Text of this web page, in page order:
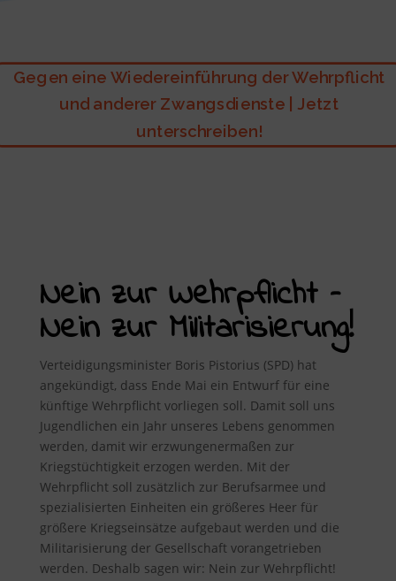
Gegen eine Wiedereinführung der Wehrpflicht
und anderer Zwangsdienste | Jetzt
unterschreiben!
Nein zur Wehrpflicht –
Nein zur Militarisierung!
Verteidigungsminister Boris Pistorius (SPD) hat
angekündigt, dass Ende Mai ein Entwurf für eine
künftige Wehrpflicht vorliegen soll. Damit soll uns
Jugendlichen ein Jahr unseres Lebens genommen
werden, damit wir erzwungenermaßen zur
Kriegstüchtigkeit erzogen werden. Mit der
Wehrpflicht soll zusätzlich zur Berufsarmee und
spezialisierten Einheiten ein größeres Heer für
größere Kriegseinsätze aufgebaut werden und die
Militarisierung der Gesellschaft vorangetrieben
werden. Deshalb sagen wir: Nein zur Wehrpflicht!